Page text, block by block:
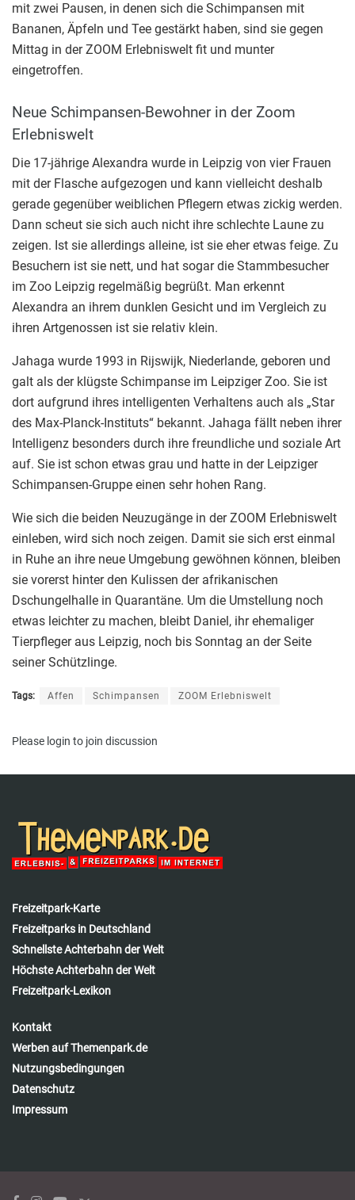
mit zwei Pausen, in denen sich die Schimpansen mit
Bananen, Äpfeln und Tee gestärkt haben, sind sie gegen
Mittag in der ZOOM Erlebniswelt fit und munter
eingetroffen.
Neue Schimpansen-Bewohner in der Zoom
Erlebniswelt
Die 17-jährige Alexandra wurde in Leipzig von vier Frauen
mit der Flasche aufgezogen und kann vielleicht deshalb
gerade gegenüber weiblichen Pflegern etwas zickig werden.
Dann scheut sie sich auch nicht ihre schlechte Laune zu
zeigen. Ist sie allerdings alleine, ist sie eher etwas feige. Zu
Besuchern ist sie nett, und hat sogar die Stammbesucher
im Zoo Leipzig regelmäßig begrüßt. Man erkennt
Alexandra an ihrem dunklen Gesicht und im Vergleich zu
ihren Artgenossen ist sie relativ klein.
Jahaga wurde 1993 in Rijswijk, Niederlande, geboren und
galt als der klügste Schimpanse im Leipziger Zoo. Sie ist
dort aufgrund ihres intelligenten Verhaltens auch als „Star
des Max-Planck-Instituts“ bekannt. Jahaga fällt neben ihrer
Intelligenz besonders durch ihre freundliche und soziale Art
auf. Sie ist schon etwas grau und hatte in der Leipziger
Schimpansen-Gruppe einen sehr hohen Rang.
Wie sich die beiden Neuzugänge in der ZOOM Erlebniswelt
einleben, wird sich noch zeigen. Damit sie sich erst einmal
in Ruhe an ihre neue Umgebung gewöhnen können, bleiben
sie vorerst hinter den Kulissen der afrikanischen
Dschungelhalle in Quarantäne. Um die Umstellung noch
etwas leichter zu machen, bleibt Daniel, ihr ehemaliger
Tierpfleger aus Leipzig, noch bis Sonntag an der Seite
seiner Schützlinge.
Tags: Affen Schimpansen ZOOM Erlebniswelt
Please login to join discussion
Freizeitpark-Karte
Freizeitparks in Deutschland
Schnellste Achterbahn der Welt
Höchste Achterbahn der Welt
Freizeitpark-Lexikon
Kontakt
Werben auf Themenpark.de
Nutzungsbedingungen
Datenschutz
Impressum